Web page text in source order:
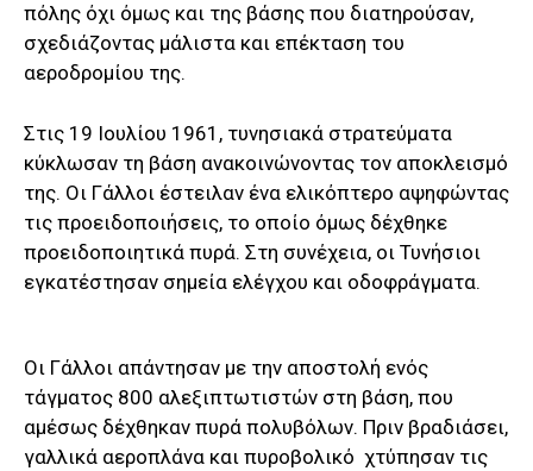
πόλης όχι όμως και της βάσης που διατηρούσαν,
σχεδιάζοντας μάλιστα και επέκταση του
αεροδρομίου της.
Στις 19 Ιουλίου 1961, τυνησιακά στρατεύματα
κύκλωσαν τη βάση ανακοινώνοντας τον αποκλεισμό
της. Οι Γάλλοι έστειλαν ένα ελικόπτερο αψηφώντας
τις προειδοποιήσεις, το οποίο όμως δέχθηκε
προειδοποιητικά πυρά. Στη συνέχεια, οι Τυνήσιοι
εγκατέστησαν σημεία ελέγχου και οδοφράγματα.
Οι Γάλλοι απάντησαν με την αποστολή ενός
τάγματος 800 αλεξιπτωτιστών στη βάση, που
αμέσως δέχθηκαν πυρά πολυβόλων. Πριν βραδιάσει,
γαλλικά αεροπλάνα και πυροβολικό χτύπησαν τις